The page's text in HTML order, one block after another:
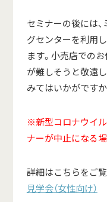
セミナーの後には
グセンターを利用
ます。小売店での
が難しそうと敬遠
みてはいかがですか
※新型コロナウイル
ナーが中止になる
詳細はこちらを
見学会（女性向け）